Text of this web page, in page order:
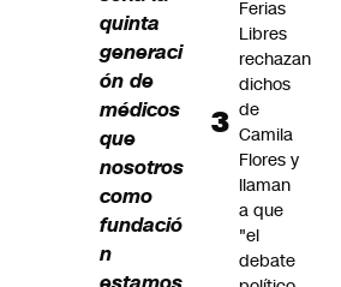
quinta
generaci
ón de
médicos
que
nosotros
como
fundació
n
Ferias
Libres
rechazan
dichos
de
Camila
Flores y
llaman
a que
"el
debate